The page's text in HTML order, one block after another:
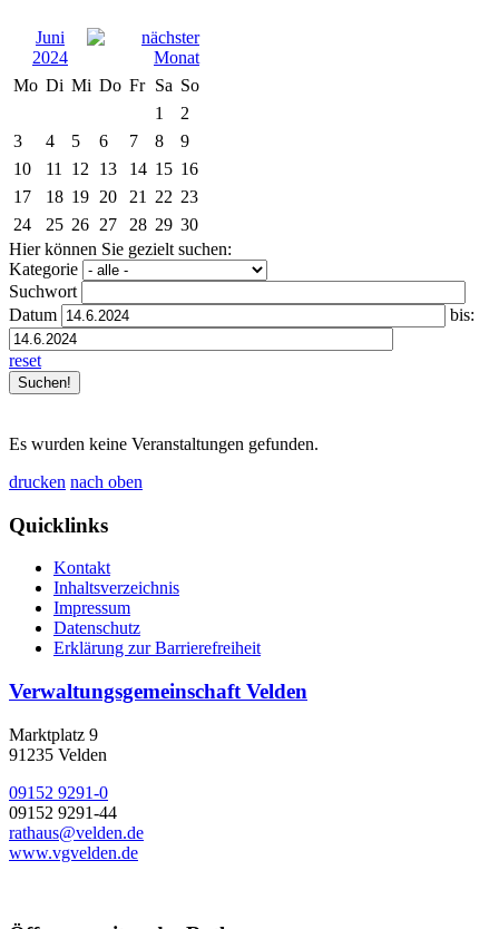
Juni
2024
Mo Di Mi Do Fr Sa So
1
2
3
4 5 6 7 8
9
10
11 12 13 14 15 16
17
18 19 20 21 22 23
24
25 26 27 28 29 30
Hier können Sie gezielt suchen:
Kategorie
Suchwort
Datum
bis:
reset
Es wurden keine Veranstaltungen gefunden.
drucken nach oben
Quicklinks
Kontakt
Inhaltsverzeichnis
Impressum
Datenschutz
Erklärung zur Barrierefreiheit
Verwaltungsgemeinschaft Velden
Marktplatz 9
91235 Velden
09152 9291-0
09152 9291-44
rathaus@velden.de
www.vgvelden.de